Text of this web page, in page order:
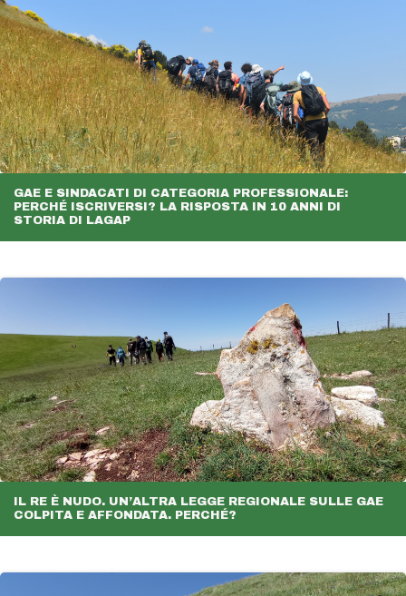
GAE E SINDACATI DI CATEGORIA PROFESSIONALE:
PERCHÉ ISCRIVERSI? LA RISPOSTA IN 10 ANNI DI
STORIA DI LAGAP
IL RE È NUDO. UN’ALTRA LEGGE REGIONALE SULLE GAE
COLPITA E AFFONDATA. PERCHÉ?